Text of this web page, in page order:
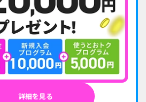
詳細を見る